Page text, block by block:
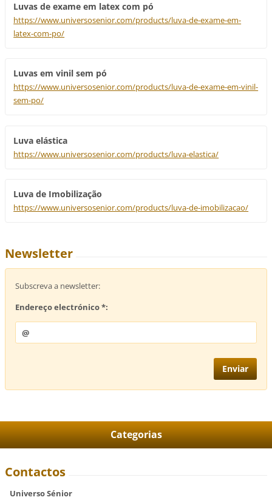
Luvas de exame em latex com pó
https://www.universosenior.com/products/luva-de-exame-em-
latex-com-po/
Luvas em vinil sem pó
https://www.universosenior.com/products/luva-de-exame-em-vinil-
sem-po/
Luva elástica
https://www.universosenior.com/products/luva-elastica/
Luva de Imobilização
https://www.universosenior.com/products/luva-de-imobilizacao/
Newsletter
Subscreva a newsletter:
Endereço electrónico *:
Categorias
Contactos
Universo Sénior